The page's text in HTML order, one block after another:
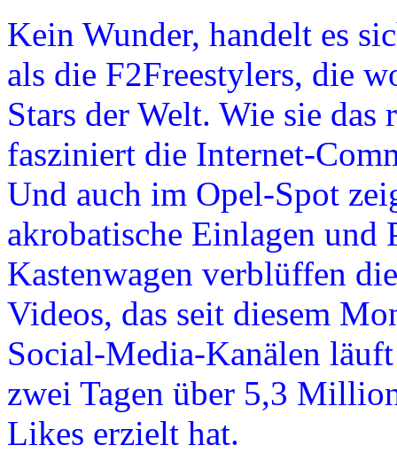
Kein Wunder, handelt es
als die F2Freestylers, die
Stars der Welt. Wie sie das
fasziniert die Internet-
Und auch im Opel-Spot
akrobatische Einlagen und
Kastenwagen verblüffen
Videos, das seit diesem
Social-Media-Kanälen
zwei Tagen über 5,3
Likes erzielt hat.